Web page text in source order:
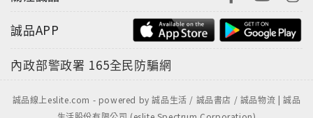
誠品APP
內政部警政署 165全民防騙網
誠品線上eslite.com - powered by 誠品生活 / 誠品書店 / 誠品物流 | 誠品